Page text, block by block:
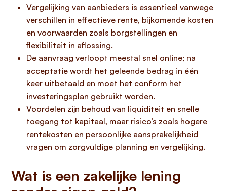
Vergelijking van aanbieders is essentieel vanwege
verschillen in effectieve rente, bijkomende kosten
en voorwaarden zoals borgstellingen en
flexibiliteit in aflossing.
De aanvraag verloopt meestal snel online; na
acceptatie wordt het geleende bedrag in één
keer uitbetaald en moet het conform het
investeringsplan gebruikt worden.
Voordelen zijn behoud van liquiditeit en snelle
toegang tot kapitaal, maar risico’s zoals hogere
rentekosten en persoonlijke aansprakelijkheid
vragen om zorgvuldige planning en vergelijking.
Wat is een zakelijke lening